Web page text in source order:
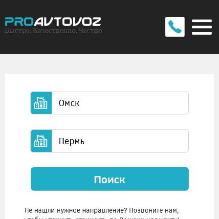
Быстро, Качественно, Честно
Поиск
Не нашли нужное направление? Позвоните нам,